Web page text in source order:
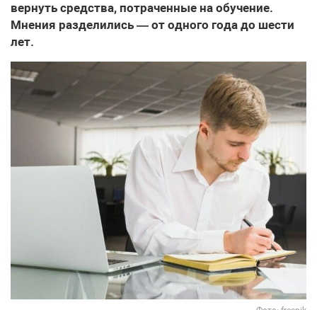
вернуть средства, потраченные на обучение.
Мнения разделились — от одного года до шести
лет.